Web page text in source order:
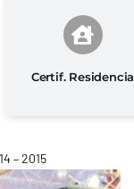
Certif. Residencia
– 2015